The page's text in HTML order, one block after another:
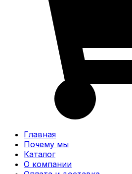
Главная
Почему мы
Каталог
О компании